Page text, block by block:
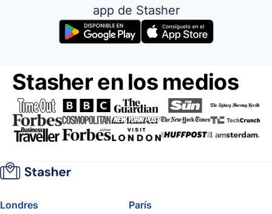
app de Stasher
Stasher en los medios
Londres
París